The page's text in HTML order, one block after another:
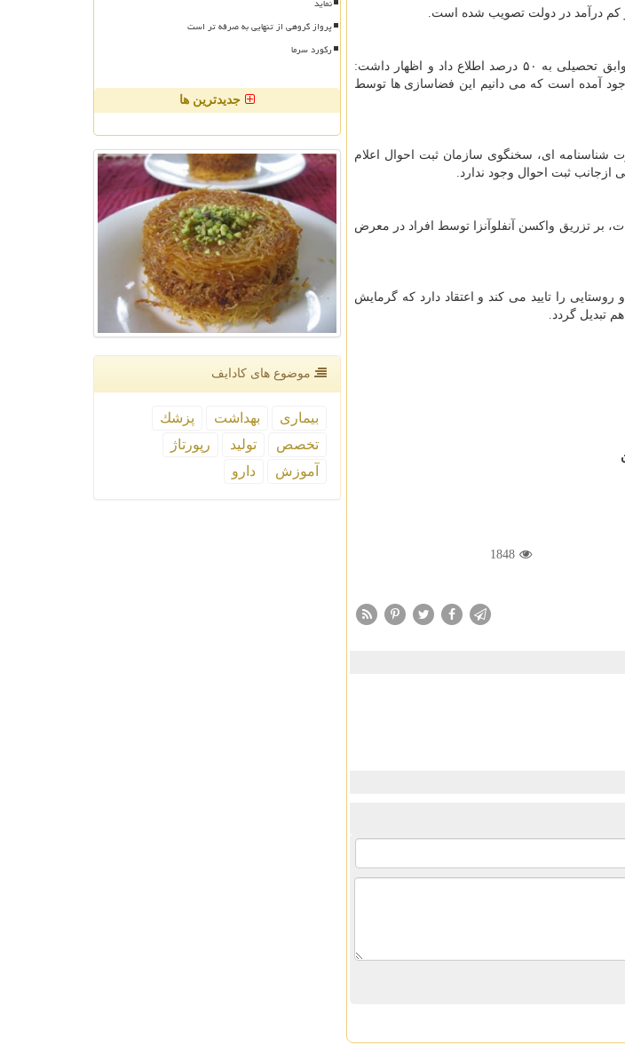
كم درآمد در دولت تصویب شده است.
سرپرست معاونت آموزش متوسطه وزارت آموزش و پرورش از پیشنهاد افزایش سهم سوابق تحصیلی به ۵۰ درصد اطلاع داد و اظهار داشت:
آمده است كه می دانیم این فضاسازی ها توسط
شناسنامه ای، سخنگوی سازمان ثبت احوال اعلام
ازجانب ثبت احوال وجود ندارد.
بر تزریق واكسن آنفلوآنزا توسط افراد در معرض
را تایید می كند و اعتقاد دارد كه گرمایش
تبدیل گردد.
1848
پرواز گروهی از تنهایی به صرفه تر است
رکورد سرما
جدیدترین ها
موضوع های كادایف
بیماری بهداشت
پزشك
تخصص
تولید
رپورتاژ
آموزش
دارو